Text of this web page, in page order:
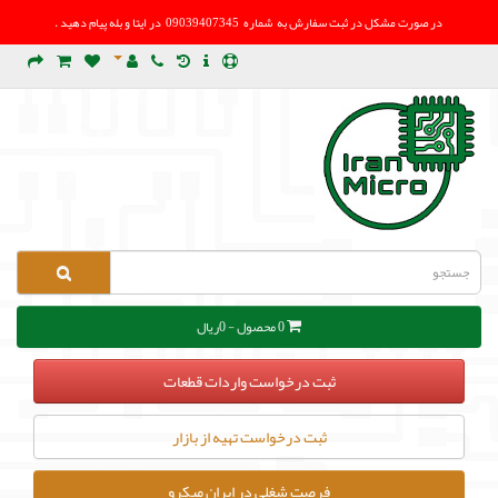
در صورت مشکل درثبت سفارش به شماره 09039407345 در ایتا و بله پیام دهید .
0 محصول - 0ریال
ثبت درخواست واردات قطعات
ثبت درخواست تهیه از بازار
فرصت شغلی در ایران میکرو